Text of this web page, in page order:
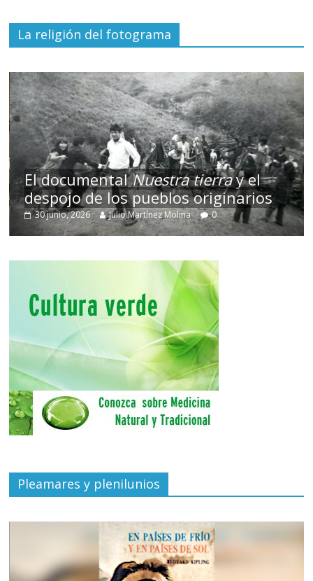
La religión del fotograma
El documentalNuestra tierray el
despojo de los pueblos originarios
30 junio, 2026 Julio Martínez Molina 0
Pleamares y plenilunios